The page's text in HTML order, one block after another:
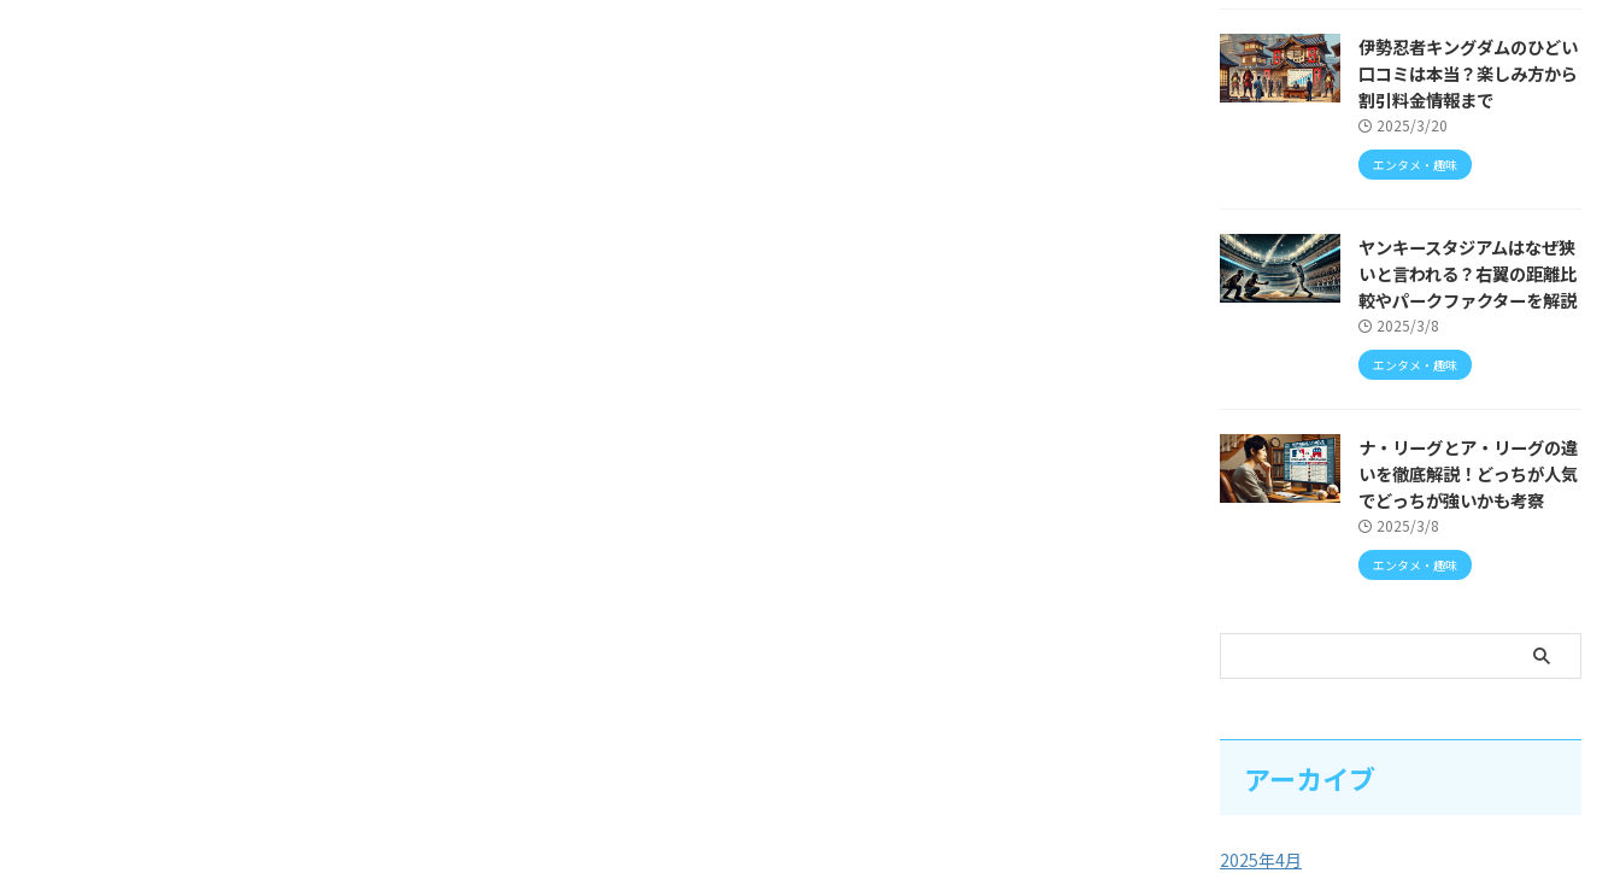
伊勢忍者キングダムのひどい
口コミは本当？楽しみ方から
割引料金情報まで
2025/3/20
エンタメ・趣味
ヤンキースタジアムはなぜ狭
いと言われる？右翼の距離比
較やパークファクターを解説
2025/3/8
エンタメ・趣味
ナ・リーグとア・リーグの違
いを徹底解説！どっちが人気
でどっちが強いかも考察
2025/3/8
エンタメ・趣味
アーカイブ
2025年4月